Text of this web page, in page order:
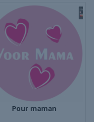
Pour maman